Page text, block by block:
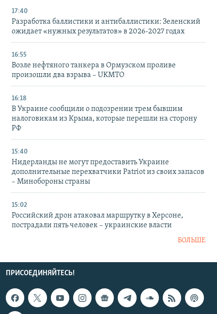
17:40
Разработка баллистики и антибаллистики: Зеленский
ожидает «нужных результатов» в 2026-2027 годах
16:55
Возле нефтяного танкера в Ормузском проливе
произошли два взрыва – UKMTO
16:18
В Украине сообщили о подозрении трем бывшим
налоговикам из Крыма, которые перешли на сторону
РФ
15:40
Нидерланды не могут предоставить Украине
дополнительные перехватчики Patriot из своих запасов
– Минобороны страны
15:02
Российский дрон атаковал маршрутку в Херсоне,
пострадали пять человек – украинские власти
БОЛЬШЕ
ПРИСОЕДИНЯЙТЕСЬ!